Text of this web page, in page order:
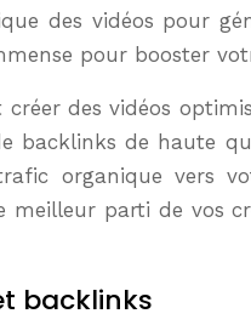
des vidéos pour
pour booster
des vidéos
backlinks de haute
organique vers
parti de vos
backlinks